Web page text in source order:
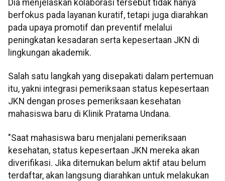
Dia menjelaskan kolaborasi tersebut tidak hanya
berfokus pada layanan kuratif, tetapi juga diarahkan
pada upaya promotif dan preventif melalui
peningkatan kesadaran serta kepesertaan JKN di
lingkungan akademik.
Salah satu langkah yang disepakati dalam pertemuan
itu, yakni integrasi pemeriksaan status kepesertaan
JKN dengan proses pemeriksaan kesehatan
mahasiswa baru di Klinik Pratama Undana.
"Saat mahasiswa baru menjalani pemeriksaan
kesehatan, status kepesertaan JKN mereka akan
diverifikasi. Jika ditemukan belum aktif atau belum
terdaftar, akan langsung diarahkan untuk melakukan